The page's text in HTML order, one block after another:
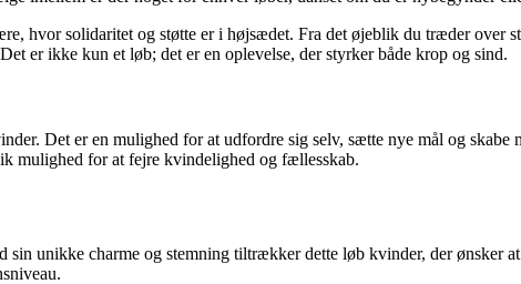
hvor solidaritet og støtte er i højsædet. Fra det øjeblik du træder over
er ikke kun et løb; det er en oplevelse, der styrker både krop og sind.
Det er en mulighed for at udfordre sig selv, sætte nye mål og
mulighed for at fejre kvindelighed og fællesskab.
unikke charme og stemning tiltrækker dette løb kvinder, der ønsker